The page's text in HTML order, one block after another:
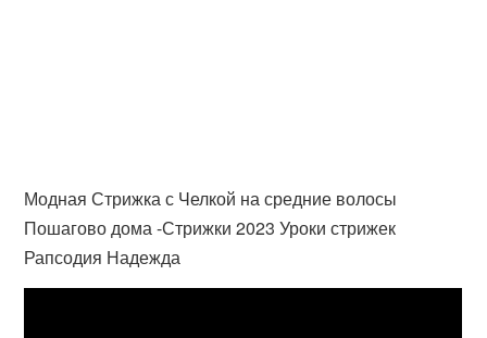
Модная Стрижка с Челкой на средние волосы
Пошагово дома -Стрижки 2023 Уроки стрижек
Рапсодия Надежда